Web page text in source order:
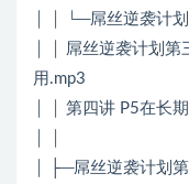
│ │ └─屌丝逆袭计
│ │ 屌丝逆袭计划第
用.mp3
│ │ 第四讲 P5在长
│ ├─屌丝逆袭计划